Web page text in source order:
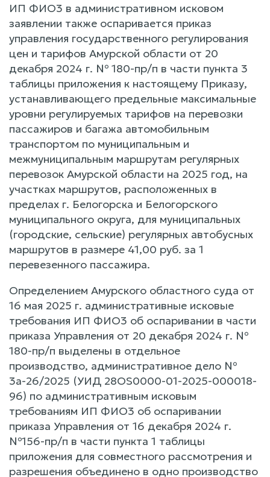
ИП ФИО3 в административном исковом
заявлении также оспаривается приказ
управления государственного регулирования
цен и тарифов Амурской области от 20
декабря 2024 г. № 180-пр/п в части пункта 3
таблицы приложения к настоящему Приказу,
устанавливающего предельные максимальные
уровни регулируемых тарифов на перевозки
пассажиров и багажа автомобильным
транспортом по муниципальным и
межмуниципальным маршрутам регулярных
перевозок Амурской области на 2025 год, на
участках маршрутов, расположенных в
пределах г. Белогорска и Белогорского
муниципального округа, для муниципальных
(городские, сельские) регулярных автобусных
маршрутов в размере 41,00 руб. за 1
перевезенного пассажира.
Определением Амурского областного суда от
16 мая 2025 г. административные исковые
требования ИП ФИО3 об оспаривании в части
приказа Управления от 20 декабря 2024 г. №
180-пр/п выделены в отдельное
производство, административное дело №
3а-26/2025 (УИД 28OS0000-01-2025-000018-
96) по административным исковым
требованиям ИП ФИО3 об оспаривании
приказа Управления от 16 декабря 2024 г.
№156-пр/п в части пункта 1 таблицы
приложения для совместного рассмотрения и
разрешения объединено в одно производство